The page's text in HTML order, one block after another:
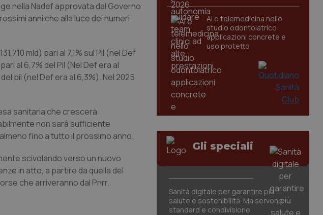
nella Nadef approvata dal Governo
anni che alla luce dei numeri
mld) pari al 7,1% sul Pil (nel Def
al 6,7% del Pil (Nel Def era al
pil (nel Def era al 6,3%). Nel 2025
sanitaria che crescerà
non sarà sufficiente
fino a tutto il prossimo anno.
scivolando verso un nuovo
in atto, a partire da quella del
che arriveranno dal Pnrr.
AI e telemedicina nello
studio odontoiatrico:
applicazioni concrete e
uso protetto
Gli speciali
Sanità digitale per garantire più
salute e sostenibilità. Ma servono
standard e condivisione